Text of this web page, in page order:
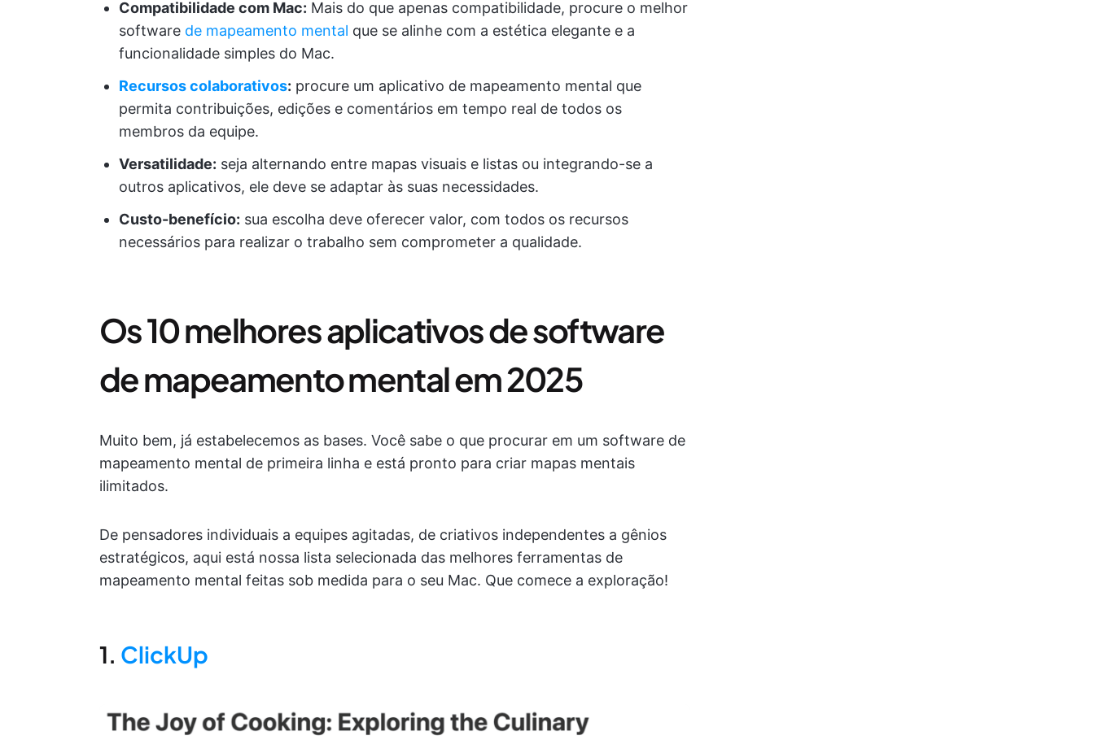
Compatibilidade com Mac: Mais do que apenas compatibilidade, procure o melhor
software de mapeamento mental que se alinhe com a estética elegante e a
funcionalidade simples do Mac.
Recursos colaborativos: procure um aplicativo de mapeamento mental que
permita contribuições, edições e comentários em tempo real de todos os
membros da equipe.
Versatilidade: seja alternando entre mapas visuais e listas ou integrando-se a
outros aplicativos, ele deve se adaptar às suas necessidades.
Custo-benefício: sua escolha deve oferecer valor, com todos os recursos
necessários para realizar o trabalho sem comprometer a qualidade.
Os 10 melhores aplicativos de software
de mapeamento mental em 2025
Muito bem, já estabelecemos as bases. Você sabe o que procurar em um software de
mapeamento mental de primeira linha e está pronto para criar mapas mentais
ilimitados.
De pensadores individuais a equipes agitadas, de criativos independentes a gênios
estratégicos, aqui está nossa lista selecionada das melhores ferramentas de
mapeamento mental feitas sob medida para o seu Mac. Que comece a exploração!
1. ClickUp